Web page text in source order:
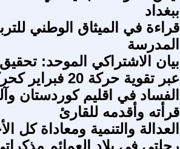
ببغداد
قراءة في الميثاق الوطني
المدرسة
بيان الاشتراكي الموحد: تحقيق
عبر تقوية حركة 20 فبراير كحركة سلمية ديمقراطية .
الفساد في اقليم كوردستان
قرأته وأقدمه للقارئ
العدالة والتنمية ومعاداة كل